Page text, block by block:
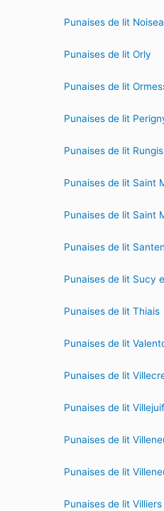
Punaises de lit
Punaises de lit Orly
Punaises de lit
Punaises de lit
Punaises de lit Rungis
Punaises de lit Saint
Punaises de lit Saint
Punaises de lit
Punaises de lit Sucy
Punaises de lit Thiais
Punaises de lit
Punaises de lit
Punaises de lit Villejuif
Punaises de lit
Punaises de lit
Punaises de lit